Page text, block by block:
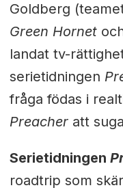
Goldberg
Green Hornet
landat tv-
serietidningen
fråga födas i
Preacheratt
Serietidningen
roadtrip som